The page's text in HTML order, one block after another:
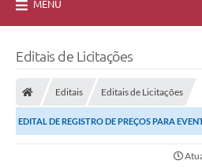
MENU
Editais de Licitações
Editais Editais de Licitações
EDITAL DE REGISTRO DE PREÇOS PARA